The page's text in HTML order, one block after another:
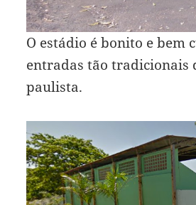
O estádio é bonito e bem
entradas tão tradicionais
paulista.